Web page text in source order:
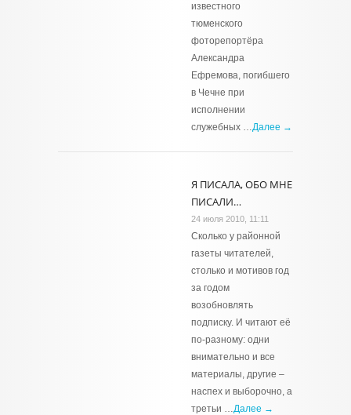
известного
тюменского
фоторепортёра
Александра
Ефремова, погибшего
в Чечне при
исполнении
служебных …Далее →
Я ПИСАЛА, ОБО МНЕ
ПИСАЛИ…
24 июля 2010, 11:11
Сколько у районной
газеты читателей,
столько и мотивов год
за годом
возобновлять
подписку. И читают её
по-разному: одни
внимательно и все
материалы, другие –
наспех и выборочно, а
третьи …Далее →